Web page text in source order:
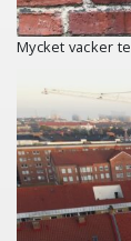
Mycket vacker